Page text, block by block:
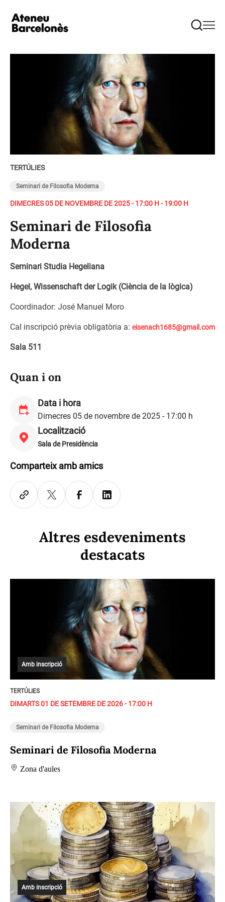
TERTÚLIES
Seminari de Filosofia Moderna
DIMECRES 05 DE NOVEMBRE DE 2025 - 17:00 H - 19:00 H
Seminari de Filosofia
Moderna
Seminari Studia Hegeliana
Hegel, Wissenschaft der Logik (Ciència de la lògica)
Coordinador: José Manuel Moro
Cal inscripció prèvia obligatòria a: eisenach1685@gmail.com
Sala 511
Quan i on
Data i hora
Dimecres 05 de novembre de 2025 - 17:00 h
Localització
Sala de Presidència
Comparteix amb amics
Altres esdeveniments
destacats
Amb inscripció
TERTÚLIES
DIMARTS 01 DE SETEMBRE DE 2026 - 17:00 H
Seminari de Filosofia Moderna
Seminari de Filosofia Moderna
Zona d'aules
Amb inscripció